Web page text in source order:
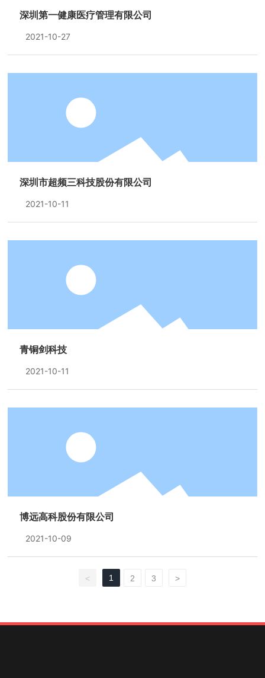
深圳第一健康医疗管理有限公司
2021-10-27
深圳市超频三科技股份有限公司
2021-10-11
青铜剑科技
2021-10-11
博远高科股份有限公司
2021-10-09
< 1 2 3 >